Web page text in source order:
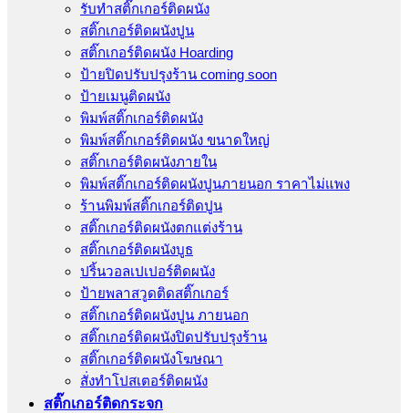
รับทำสติ๊กเกอร์ติดผนัง
สติ๊กเกอร์ติดผนังปูน
สติ๊กเกอร์ติดผนัง Hoarding
ป้ายปิดปรับปรุงร้าน coming soon
ป้ายเมนูติดผนัง
พิมพ์สติ๊กเกอร์ติดผนัง
พิมพ์สติ๊กเกอร์ติดผนัง ขนาดใหญ่
สติ๊กเกอร์ติดผนังภายใน
พิมพ์สติ๊กเกอร์ติดผนังปูนภายนอก ราคาไม่แพง
ร้านพิมพ์สติ๊กเกอร์ติดปูน
สติ๊กเกอร์ติดผนังตกแต่งร้าน
สติ๊กเกอร์ติดผนังบูธ
ปริ้นวอลเปเปอร์ติดผนัง
ป้ายพลาสวูดติดสติ๊กเกอร์
สติ๊กเกอร์ติดผนังปูน ภายนอก
สติ๊กเกอร์ติดผนังปิดปรับปรุงร้าน
สติ๊กเกอร์ติดผนังโฆษณา
สั่งทําโปสเตอร์ติดผนัง
สติ๊กเกอร์ติดกระจก